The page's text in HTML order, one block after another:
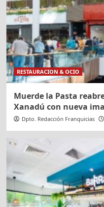
RESTAURACION & OCIO
Muerde la Pasta
Xanadú con nueva
Dpto. Redacción Franquicias